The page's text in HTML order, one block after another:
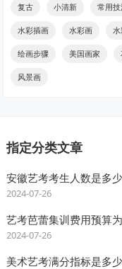
复古 小清新 常用
水彩插画 水彩画
绘画步骤 美国画家
风景画
指定分类文章
安徽艺考考生人数是多
2024-07-26
艺考芭蕾集训费用预算
2024-07-26
美术艺考满分指标是多